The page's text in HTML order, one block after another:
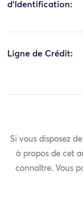
d'Identification:
Ligne de Crédit:
Si vous disposez
à propos de cet
connaître. Vous